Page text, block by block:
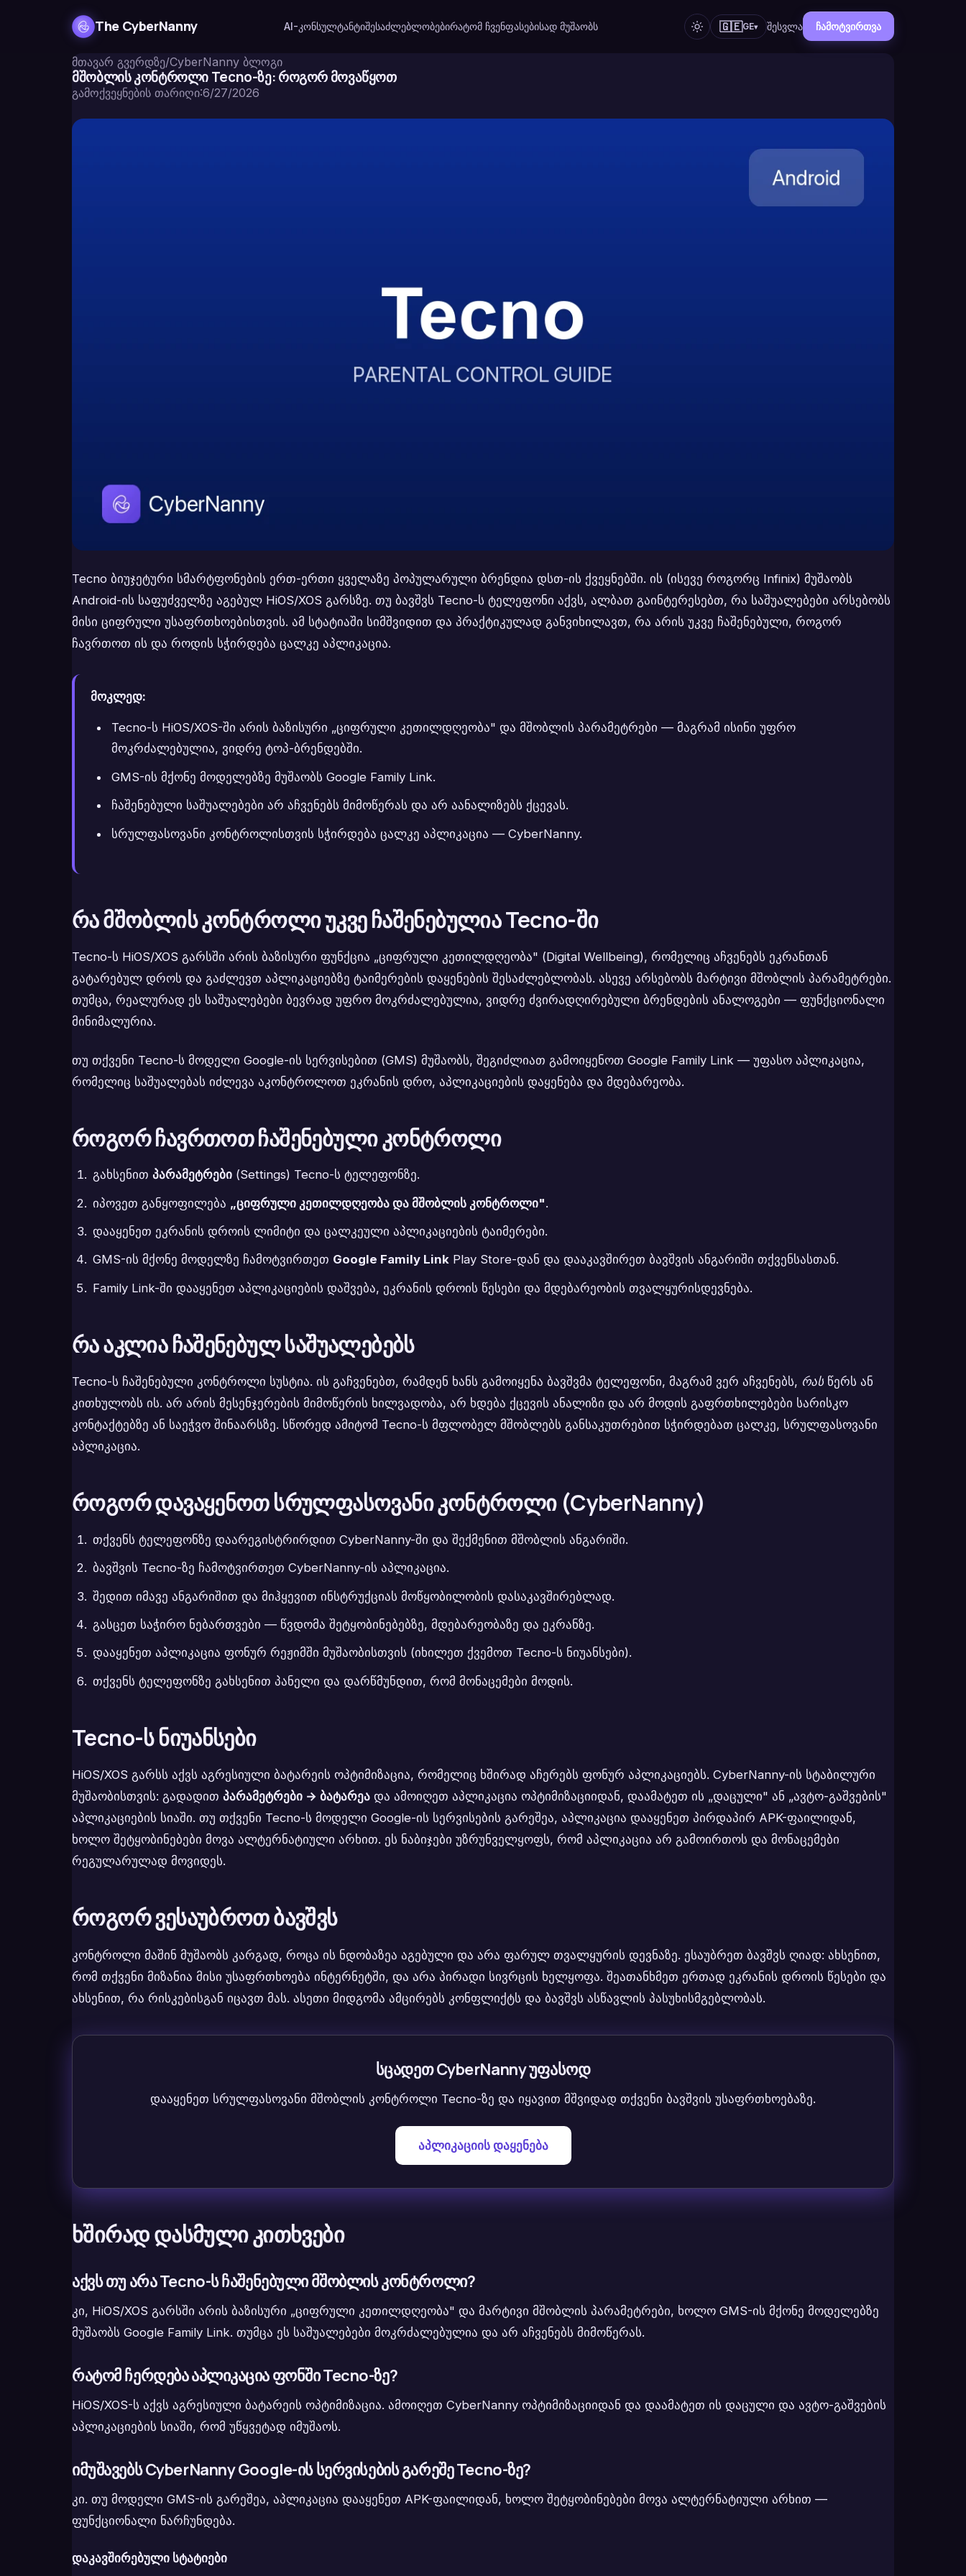
The CyberNanny AI-კონსულტანტიშესაძლებლობებირატომ ჩვენფასებისად მუშაობს 🇬🇪GE▾ შესვლა ჩამოტვირთვა
მთავარ გვერდზე/CyberNanny ბლოგი
მშობლის კონტროლი Tecno-ზე: როგორ მოვაწყოთ
გამოქვეყნების თარიღი:6/27/2026
Tecno ბიუჯეტური სმარტფონების ერთ-ერთი ყველაზე პოპულარული ბრენდია დსთ-ის ქვეყნებში. ის (ისევე როგორც Infinix) მუშაობს
Android-ის საფუძველზე აგებულ HiOS/XOS გარსზე. თუ ბავშვს Tecno-ს ტელეფონი აქვს, ალბათ გაინტერესებთ, რა საშუალებები არსებობს
მისი ციფრული უსაფრთხოებისთვის. ამ სტატიაში სიმშვიდით და პრაქტიკულად განვიხილავთ, რა არის უკვე ჩაშენებული, როგორ
ჩავრთოთ ის და როდის სჭირდება ცალკე აპლიკაცია.
მოკლედ:
Tecno-ს HiOS/XOS-ში არის ბაზისური „ციფრული კეთილდღეობა" და მშობლის პარამეტრები — მაგრამ ისინი უფრო
მოკრძალებულია, ვიდრე ტოპ-ბრენდებში.
GMS-ის მქონე მოდელებზე მუშაობს Google Family Link.
ჩაშენებული საშუალებები არ აჩვენებს მიმოწერას და არ აანალიზებს ქცევას.
სრულფასოვანი კონტროლისთვის სჭირდება ცალკე აპლიკაცია — CyberNanny.
რა მშობლის კონტროლი უკვე ჩაშენებულია Tecno-ში
Tecno-ს HiOS/XOS გარსში არის ბაზისური ფუნქცია „ციფრული კეთილდღეობა" (Digital Wellbeing), რომელიც აჩვენებს ეკრანთან
გატარებულ დროს და გაძლევთ აპლიკაციებზე ტაიმერების დაყენების შესაძლებლობას. ასევე არსებობს მარტივი მშობლის პარამეტრები.
თუმცა, რეალურად ეს საშუალებები ბევრად უფრო მოკრძალებულია, ვიდრე ძვირადღირებული ბრენდების ანალოგები — ფუნქციონალი
მინიმალურია.
თუ თქვენი Tecno-ს მოდელი Google-ის სერვისებით (GMS) მუშაობს, შეგიძლიათ გამოიყენოთ Google Family Link — უფასო აპლიკაცია,
რომელიც საშუალებას იძლევა აკონტროლოთ ეკრანის დრო, აპლიკაციების დაყენება და მდებარეობა.
როგორ ჩავრთოთ ჩაშენებული კონტროლი
გახსენით პარამეტრები(Settings) Tecno-ს ტელეფონზე.
იპოვეთ განყოფილება „ციფრული კეთილდღეობა და მშობლის კონტროლი".
დააყენეთ ეკრანის დროის ლიმიტი და ცალკეული აპლიკაციების ტაიმერები.
GMS-ის მქონე მოდელზე ჩამოტვირთეთ Google Family LinkPlay Store-დან და დააკავშირეთ ბავშვის ანგარიში თქვენსასთან.
Family Link-ში დააყენეთ აპლიკაციების დაშვება, ეკრანის დროის წესები და მდებარეობის თვალყურისდევნება.
რა აკლია ჩაშენებულ საშუალებებს
Tecno-ს ჩაშენებული კონტროლი სუსტია. ის გაჩვენებთ, რამდენ ხანს გამოიყენა ბავშვმა ტელეფონი, მაგრამ ვერ აჩვენებს, რას წერს ან
კითხულობს ის. არ არის მესენჯერების მიმოწერის ხილვადობა, არ ხდება ქცევის ანალიზი და არ მოდის გაფრთხილებები სარისკო
კონტაქტებზე ან საეჭვო შინაარსზე. სწორედ ამიტომ Tecno-ს მფლობელ მშობლებს განსაკუთრებით სჭირდებათ ცალკე, სრულფასოვანი
აპლიკაცია.
როგორ დავაყენოთ სრულფასოვანი კონტროლი (CyberNanny)
თქვენს ტელეფონზე დაარეგისტრირდით CyberNanny-ში და შექმენით მშობლის ანგარიში.
ბავშვის Tecno-ზე ჩამოტვირთეთ CyberNanny-ის აპლიკაცია.
შედით იმავე ანგარიშით და მიჰყევით ინსტრუქციას მოწყობილობის დასაკავშირებლად.
გასცეთ საჭირო ნებართვები — წვდომა შეტყობინებებზე, მდებარეობაზე და ეკრანზე.
დააყენეთ აპლიკაცია ფონურ რეჟიმში მუშაობისთვის (იხილეთ ქვემოთ Tecno-ს ნიუანსები).
თქვენს ტელეფონზე გახსენით პანელი და დარწმუნდით, რომ მონაცემები მოდის.
Tecno-ს ნიუანსები
HiOS/XOS გარსს აქვს აგრესიული ბატარეის ოპტიმიზაცია, რომელიც ხშირად აჩერებს ფონურ აპლიკაციებს. CyberNanny-ის სტაბილური
მუშაობისთვის: გადადით პარამეტრები → ბატარეა და ამოიღეთ აპლიკაცია ოპტიმიზაციიდან, დაამატეთ ის „დაცული" ან „ავტო-გაშვების"
აპლიკაციების სიაში. თუ თქვენი Tecno-ს მოდელი Google-ის სერვისების გარეშეა, აპლიკაცია დააყენეთ პირდაპირ APK-ფაილიდან,
ხოლო შეტყობინებები მოვა ალტერნატიული არხით. ეს ნაბიჯები უზრუნველყოფს, რომ აპლიკაცია არ გამოირთოს და მონაცემები
რეგულარულად მოვიდეს.
როგორ ვესაუბროთ ბავშვს
კონტროლი მაშინ მუშაობს კარგად, როცა ის ნდობაზეა აგებული და არა ფარულ თვალყურის დევნაზე. ესაუბრეთ ბავშვს ღიად: ახსენით,
რომ თქვენი მიზანია მისი უსაფრთხოება ინტერნეტში, და არა პირადი სივრცის ხელყოფა. შეათანხმეთ ერთად ეკრანის დროის წესები და
ახსენით, რა რისკებისგან იცავთ მას. ასეთი მიდგომა ამცირებს კონფლიქტს და ბავშვს ასწავლის პასუხისმგებლობას.
სცადეთ CyberNanny უფასოდ
დააყენეთ სრულფასოვანი მშობლის კონტროლი Tecno-ზე და იყავით მშვიდად თქვენი ბავშვის უსაფრთხოებაზე.
აპლიკაციის დაყენება
ხშირად დასმული კითხვები
აქვს თუ არა Tecno-ს ჩაშენებული მშობლის კონტროლი?
კი, HiOS/XOS გარსში არის ბაზისური „ციფრული კეთილდღეობა" და მარტივი მშობლის პარამეტრები, ხოლო GMS-ის მქონე მოდელებზე
მუშაობს Google Family Link. თუმცა ეს საშუალებები მოკრძალებულია და არ აჩვენებს მიმოწერას.
რატომ ჩერდება აპლიკაცია ფონში Tecno-ზე?
HiOS/XOS-ს აქვს აგრესიული ბატარეის ოპტიმიზაცია. ამოიღეთ CyberNanny ოპტიმიზაციიდან და დაამატეთ ის დაცული და ავტო-გაშვების
აპლიკაციების სიაში, რომ უწყვეტად იმუშაოს.
იმუშავებს CyberNanny Google-ის სერვისების გარეშე Tecno-ზე?
კი. თუ მოდელი GMS-ის გარეშეა, აპლიკაცია დააყენეთ APK-ფაილიდან, ხოლო შეტყობინებები მოვა ალტერნატიული არხით —
ფუნქციონალი ნარჩუნდება.
დაკავშირებული სტატიები